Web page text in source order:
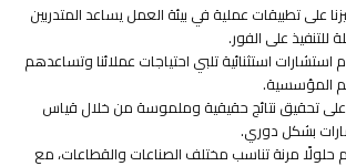
على تطبيقات عملية في بيئة العمل يساعد المتدربين
على الفور.
استثنائية تلبي احتياجات عملائنا وتساعدهم
المؤسسية.
على تحقيق نتائج حقيقية وملموسة من خلال قياس
بشكل دوري.
حلولًا مرنة تناسب مختلف الصناعات والقطاعات، مع